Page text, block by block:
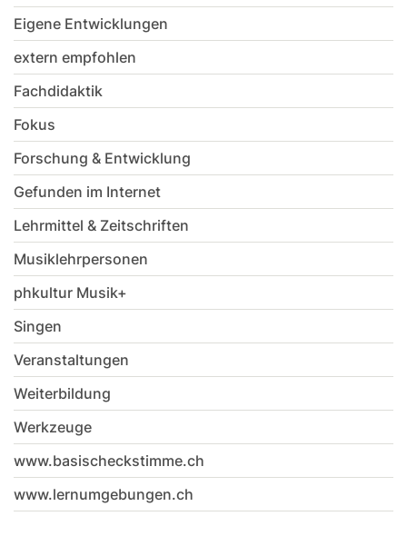
Eigene Entwicklungen
extern empfohlen
Fachdidaktik
Fokus
Forschung & Entwicklung
Gefunden im Internet
Lehrmittel & Zeitschriften
Musiklehrpersonen
phkultur Musik+
Singen
Veranstaltungen
Weiterbildung
Werkzeuge
www.basischeckstimme.ch
www.lernumgebungen.ch